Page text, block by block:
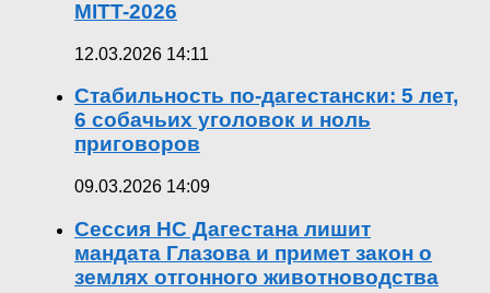
MITT-2026
12.03.2026 14:11
Стабильность по-дагестански: 5 лет,
6 собачьих уголовок и ноль
приговоров
09.03.2026 14:09
Сессия НС Дагестана лишит
мандата Глазова и примет закон о
землях отгонного животноводства